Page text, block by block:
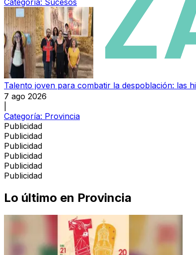
Categoría: Sucesos
Talento joven para combatir la despoblación: las
7 ago 2026
Categoría: Provincia
Publicidad
Publicidad
Publicidad
Publicidad
Publicidad
Publicidad
Lo último en Provincia